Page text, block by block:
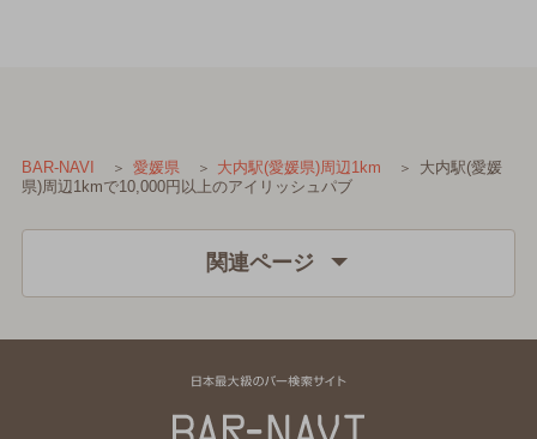
BAR-NAVI 愛媛県 大内駅(愛媛県)周辺1km
大内駅(愛媛
県)周辺1kmで10,000円以上のアイリッシュパブ
関連ページ